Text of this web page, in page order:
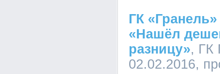
ГК
«Нашёл
разницу», ГК
02.02.2016,